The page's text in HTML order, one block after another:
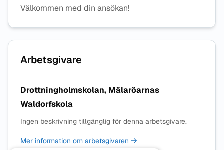
Välkommen med din ansökan!
Arbetsgivare
Drottningholmskolan, Mälaröarnas
Waldorfskola
Ingen beskrivning tillgänglig för denna arbetsgivare.
Mer information om arbetsgivaren